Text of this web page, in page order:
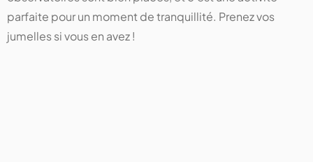
parfaite pour un moment de tranquillité. Prenez vos
jumelles si vous en avez !